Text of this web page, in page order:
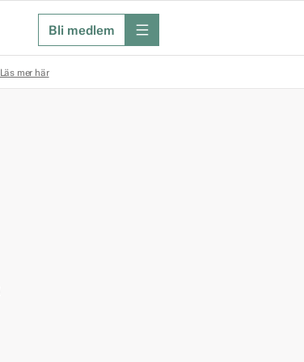
Bli medlem meny
Läs mer här